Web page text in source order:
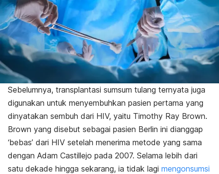
Sebelumnya, transplantasi sumsum tulang ternyata juga
digunakan untuk menyembuhkan pasien pertama yang
dinyatakan sembuh dari HIV, yaitu Timothy Ray Brown.
Brown yang disebut sebagai pasien Berlin ini dianggap
‘bebas’ dari HIV setelah menerima metode yang sama
dengan Adam Castillejo pada 2007. Selama lebih dari
satu dekade hingga sekarang, ia tidak lagi mengonsumsi